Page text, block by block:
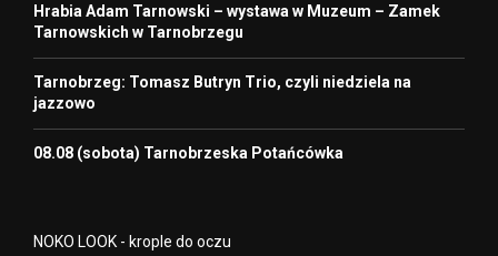
Hrabia Adam Tarnowski – wystawa w Muzeum – Zamek
Tarnowskich w Tarnobrzegu
Tarnobrzeg: Tomasz Butryn Trio, czyli niedziela na
jazzowo
08.08 (sobota) Tarnobrzeska Potańcówka
NOKO LOOK - krople do oczu